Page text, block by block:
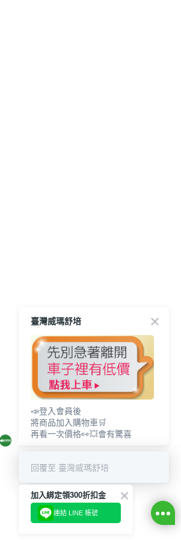
臺灣威瑪舒培
📣登入會員後
將商品加入購物車🛒
再看一次價格👀💥會有驚喜
回覆至 臺灣威瑪舒培
加入綁定領300折扣金
連結 LINE 帳號